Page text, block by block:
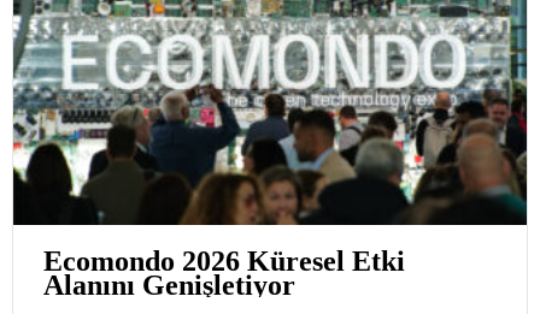
Ecomondo 2026 Küresel Etki
Alanını Genişletiyor